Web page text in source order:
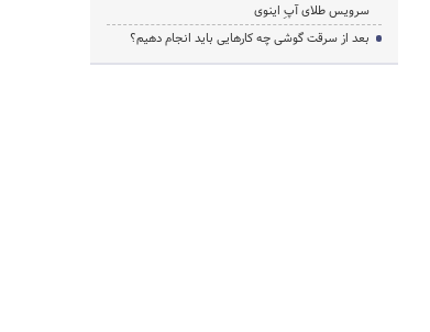
سرویس طلای آپِ اینوی
بعد از سرقت گوشی چه کارهایی باید انجام دهیم؟